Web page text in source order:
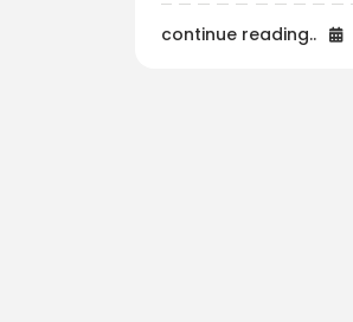
continue reading..